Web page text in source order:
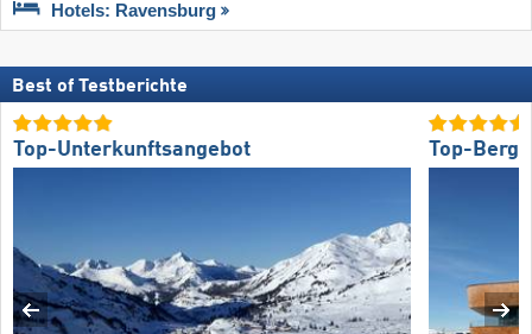
Hotels: Ravensburg
Best of Testberichte
Top-Unterkunftsangebot Top-